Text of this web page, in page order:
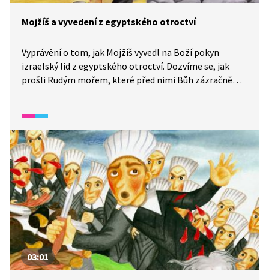
Mojžíš a vyvedení z egyptského otroctví
Vyprávění o tom, jak Mojžíš vyvedl na Boží pokyn
izraelský lid z egyptského otroctví. Dozvíme se, jak
prošli Rudým mořem, které před nimi Bůh zázračně
03:01